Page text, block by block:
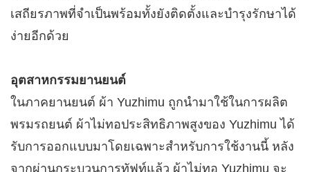
เสถียรภาพที่จำเป็นพร้อมทั้งยังติดตั้งและบำรุงรักษาได้
ง่ายอีกด้วย ​
อุตสาหกรรมยานยนต์​
ในภาคยานยนต์ ผ้า Yuzhimu ถูกนำมาใช้ในการผลิต
พรมรถยนต์ ผ้าไม่ทอประสิทธิภาพสูงของ Yuzhimu ได้
รับการออกแบบมาโดยเฉพาะสำหรับการใช้งานนี้ หลัง
จากผ่านกระบวนการทัฟท์แล้ว ผ้าไม่ทอ Yuzhimu จะ